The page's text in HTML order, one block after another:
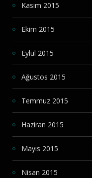
Kasım 2015
Ekim 2015
Eylül 2015
Ağustos 2015
Temmuz 2015
Haziran 2015
Mayıs 2015
Nisan 2015